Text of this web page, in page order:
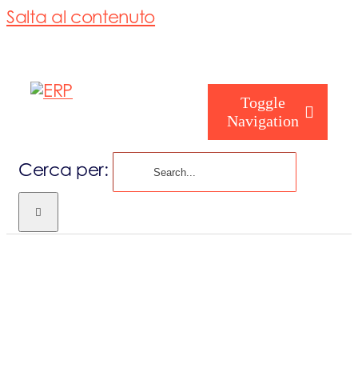
Salta al contenuto
Toggle
Navigation
Cerca per: